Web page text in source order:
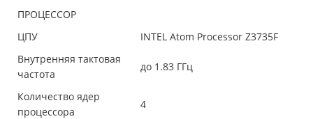
ПРОЦЕССОР
ЦПУ
INTEL Atom Processor Z3735F
Внутренняя тактовая
частота
до 1.83 ГГц
Количество ядер
процессора
4